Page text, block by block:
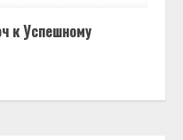
к Успешному